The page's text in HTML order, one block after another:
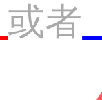
或者